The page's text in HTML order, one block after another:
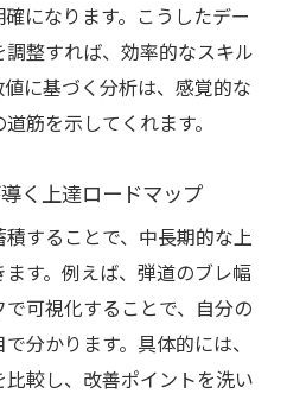
になります。こうしたデー
整すれば、効率的なスキル
に基づく分析は、感覚的な
筋を示してくれます。
く上達ロードマップ
することで、中長期的な上
す。例えば、弾道のブレ幅
可視化することで、自分の
分かります。具体的には、
較し、改善ポイントを洗い